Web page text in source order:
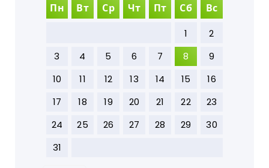
Пн Вт Ср Чт Пт Сб Вс
1
2
3
4 5 6 7 8
9
10
11 12 13 14 15
16
17
18 19 20 21 22
23
24
25 26 27 28 29
30
31